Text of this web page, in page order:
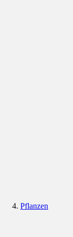
Pflanzen